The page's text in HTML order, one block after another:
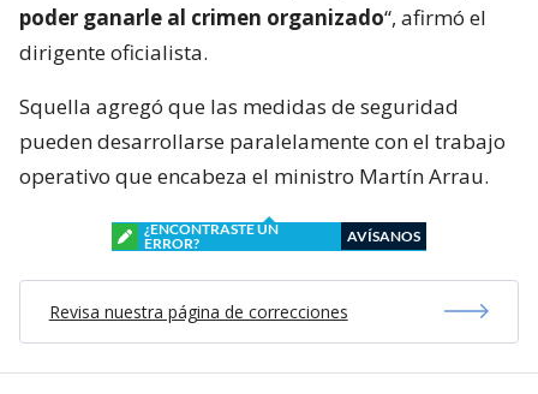
poder ganarle al crimen organizado“, afirmó el
dirigente oficialista.
Squella agregó que las medidas de seguridad
pueden desarrollarse paralelamente con el trabajo
operativo que encabeza el ministro Martín Arrau.
¿ENCONTRASTE UN
ERROR?
AVÍSANOS
Revisa nuestra página de correcciones